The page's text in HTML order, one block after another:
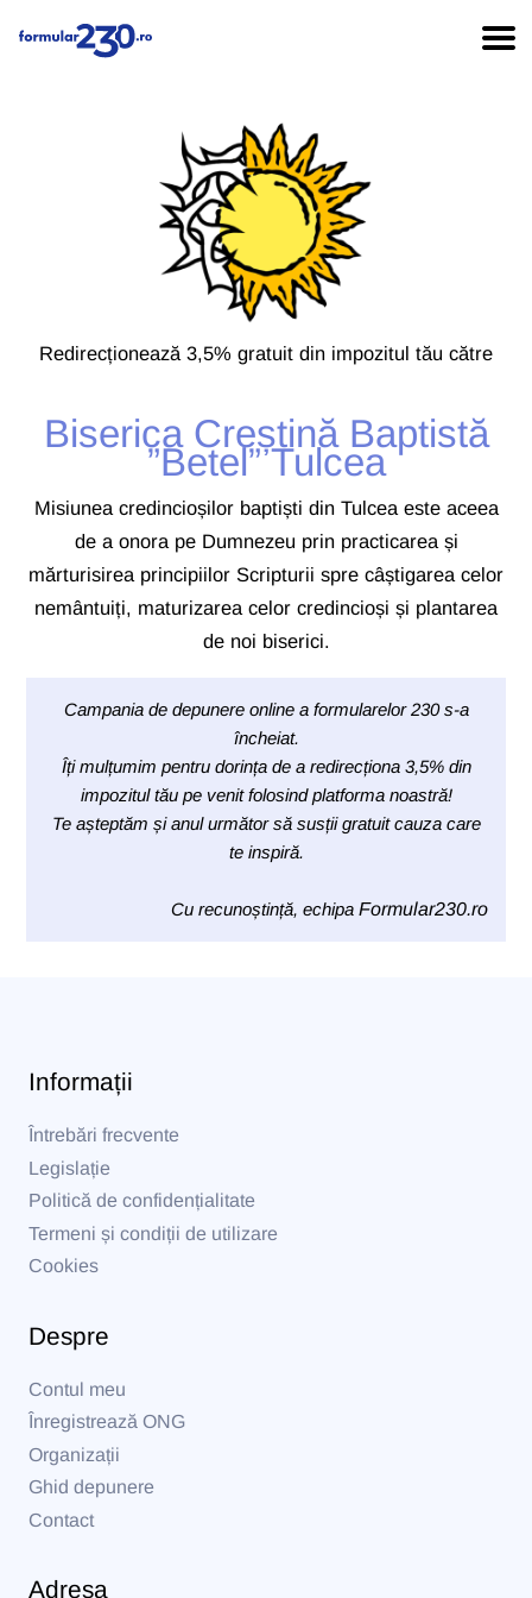
Redirecționează 3,5% gratuit din impozitul tău către
Biserica Creștină Baptistă
”Betel” Tulcea
Misiunea credincioșilor baptiști din Tulcea este aceea
de a onora pe Dumnezeu prin practicarea și
mărturisirea principiilor Scripturii spre câștigarea celor
nemântuiți, maturizarea celor credincioși și plantarea
de noi biserici.
Campania de depunere online a formularelor 230 s-a
încheiat.
Îți mulțumim pentru dorința de a redirecționa 3,5% din
impozitul tău pe venit folosind platforma noastră!
Te așteptăm și anul următor să susții gratuit cauza care
te inspiră.
Cu recunoștință, echipa Formular230.ro
Informații
Întrebări frecvente
Legislație
Politică de confidențialitate
Termeni și condiții de utilizare
Cookies
Despre
Contul meu
Înregistrează ONG
Organizații
Ghid depunere
Contact
Adresa